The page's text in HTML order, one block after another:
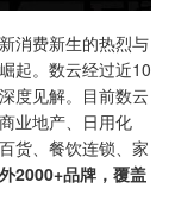
消费新生的热烈与
起。数云经过近10
度见解。目前数云
业地产、日用化
货、餐饮连锁、家
2000+品牌，覆盖